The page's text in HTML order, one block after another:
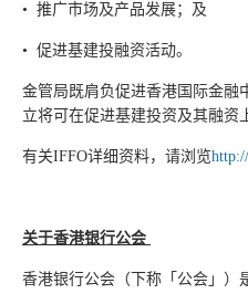
• 推广市场及产品发展；及
• 促进基建投融资活动。
金管局既肩负促进香港国际金融
立将可在促进基建投资及其融资
有关IFFO详细资料，请浏览
关于香港银行公会
香港银行公会（下称「公会」）